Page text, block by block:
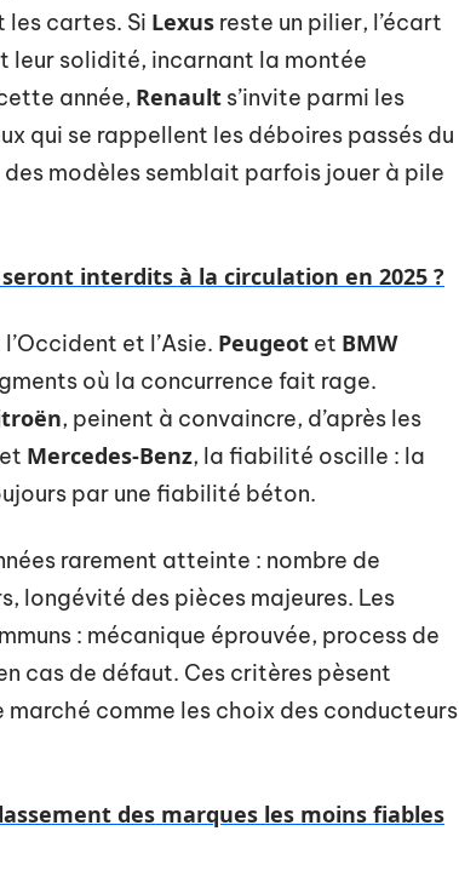
les cartes. Si Lexus reste un pilier, l’écart
leur solidité, incarnant la montée
année, Renault s’invite parmi les
qui se rappellent les déboires passés du
modèles semblait parfois jouer à pile
interdits à la circulation en 2025 ?
et l’Asie. Peugeot et BMW
où la concurrence fait rage.
, peinent à convaincre, d’après les
et Mercedes-Benz, la fiabilité oscille : la
par une fiabilité béton.
rarement atteinte : nombre de
longévité des pièces majeures. Les
: mécanique éprouvée, process de
cas de défaut. Ces critères pèsent
comme les choix des conducteurs
des marques les moins fiables